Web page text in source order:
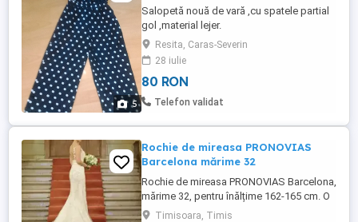
5
Salopetă nouă de vară ,cu spatele partial
gol ,material lejer.
Resita, Caras-Severin
28 iulie
80 RON
Telefon validat
Rochie de mireasa PRONOVIAS
Barcelona mărime 32
Rochie de mireasa PRONOVIAS Barcelona,
mărime 32, pentru înălțime 162-165 cm. O
alegere eleganta pentru ziua cea mare!
Timisoara, Timis